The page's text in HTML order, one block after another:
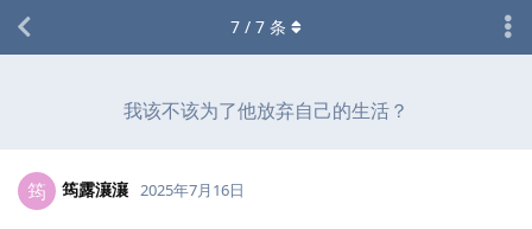
我该不该为了他放弃自己的生活？
7 / 7 条
筠 筠露瀼瀼 2025年7月16日